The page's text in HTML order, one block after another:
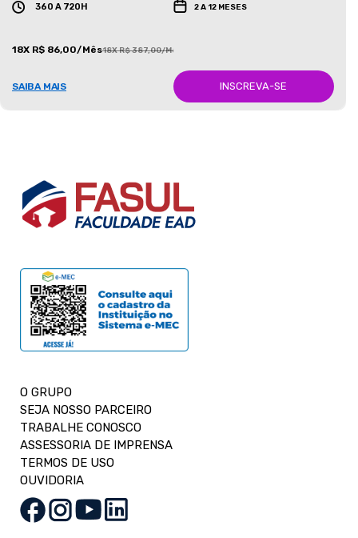
360 A 720H 2 A 12 MESES
18X R$ 86,00/Mês18X R$ 387,00/Mês
SAIBA MAIS INSCREVA-SE
O GRUPO
SEJA NOSSO PARCEIRO
TRABALHE CONOSCO
ASSESSORIA DE IMPRENSA
TERMOS DE USO
OUVIDORIA